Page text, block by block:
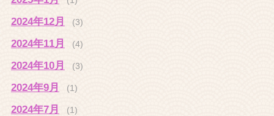
2024年12月 (3)
2024年11月 (4)
2024年10月 (3)
2024年9月 (1)
2024年7月 (1)